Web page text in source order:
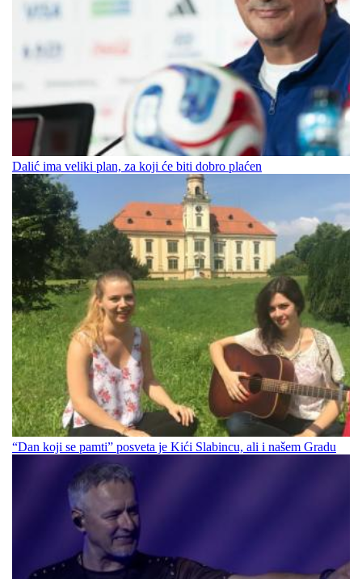
Dalić ima veliki plan, za koji će biti dobro plaćen
“Dan koji se pamti” posveta je Kići Slabincu, ali i našem Gradu